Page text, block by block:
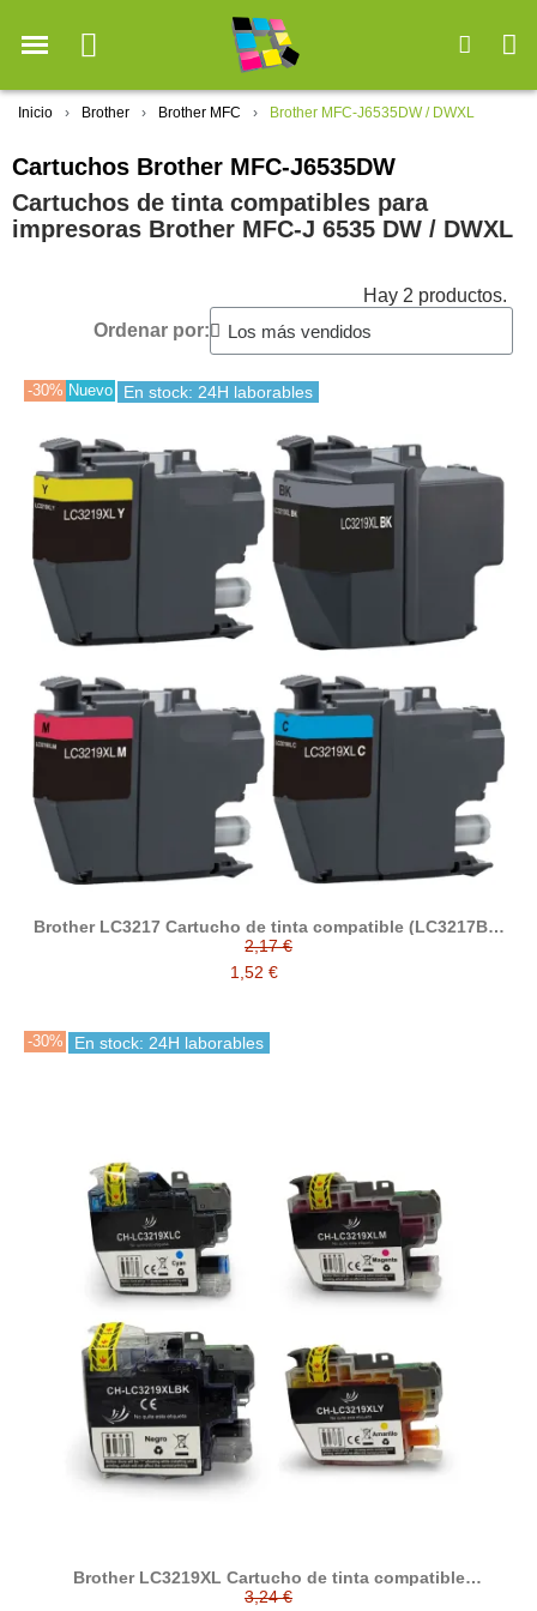
Inicio Brother Brother MFC Brother MFC-J6535DW / DWXL
Cartuchos Brother MFC-J6535DW
Cartuchos de tinta compatibles para
impresoras Brother MFC-J 6535 DW / DWXL
Hay 2 productos.
Ordenar por:
-30% Nuevo En stock: 24H laborables
Brother LC3217 Cartucho de tinta compatible (LC3217BK,
LC3217C, LC3217M, LC3217Y)
2,17 €
1,52 €
-30% En stock: 24H laborables
Brother LC3219XL Cartucho de tinta compatible
(LC3219XLBK, LC3219XLC, LC3219XLM, LC3219XLY)
3,24 €